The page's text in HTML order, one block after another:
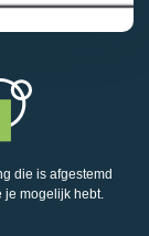
die is afgestemd
je mogelijk hebt.